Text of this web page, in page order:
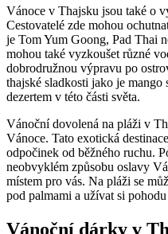
Vánoce v Thajsku jsou také o
Cestovatelé zde mohou
je Tom Yum Goong, Pad Thai
mohou také vyzkoušet různé
dobrodružnou výpravu po
thajské sladkosti jako je
dezertem v této části světa.
Vánoční dovolená na pláži v
Vánoce. Tato exotická
odpočinek od běžného ruchu.
neobvyklém způsobu oslavy
místem pro vás. Na pláži se
pod palmami a užívat si
Vánoční dárky v